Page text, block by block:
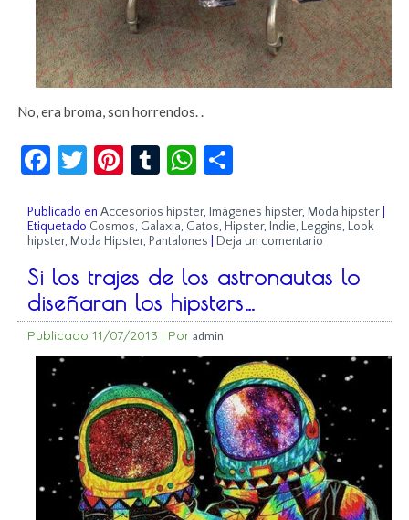
No, era broma, son horrendos. .
Facebook
Twitter
Pinterest
TumblrWhatsApp
Publicado en Accesorios hipster, Imágenes hipster, Moda hipster
Etiquetado Cosmos, Galaxia, Gatos, Hipster, Indie, Leggins, Look
hipster, Moda Hipster, Pantalones Deja un comentario
Si los trajes de los astronautas lo
diseñaran los hipsters…
Publicado 11/07/2013 | Por admin